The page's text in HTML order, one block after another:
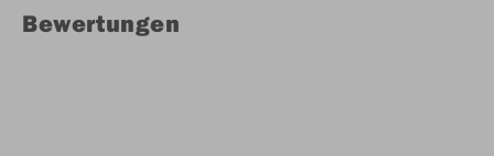
Bewertungen